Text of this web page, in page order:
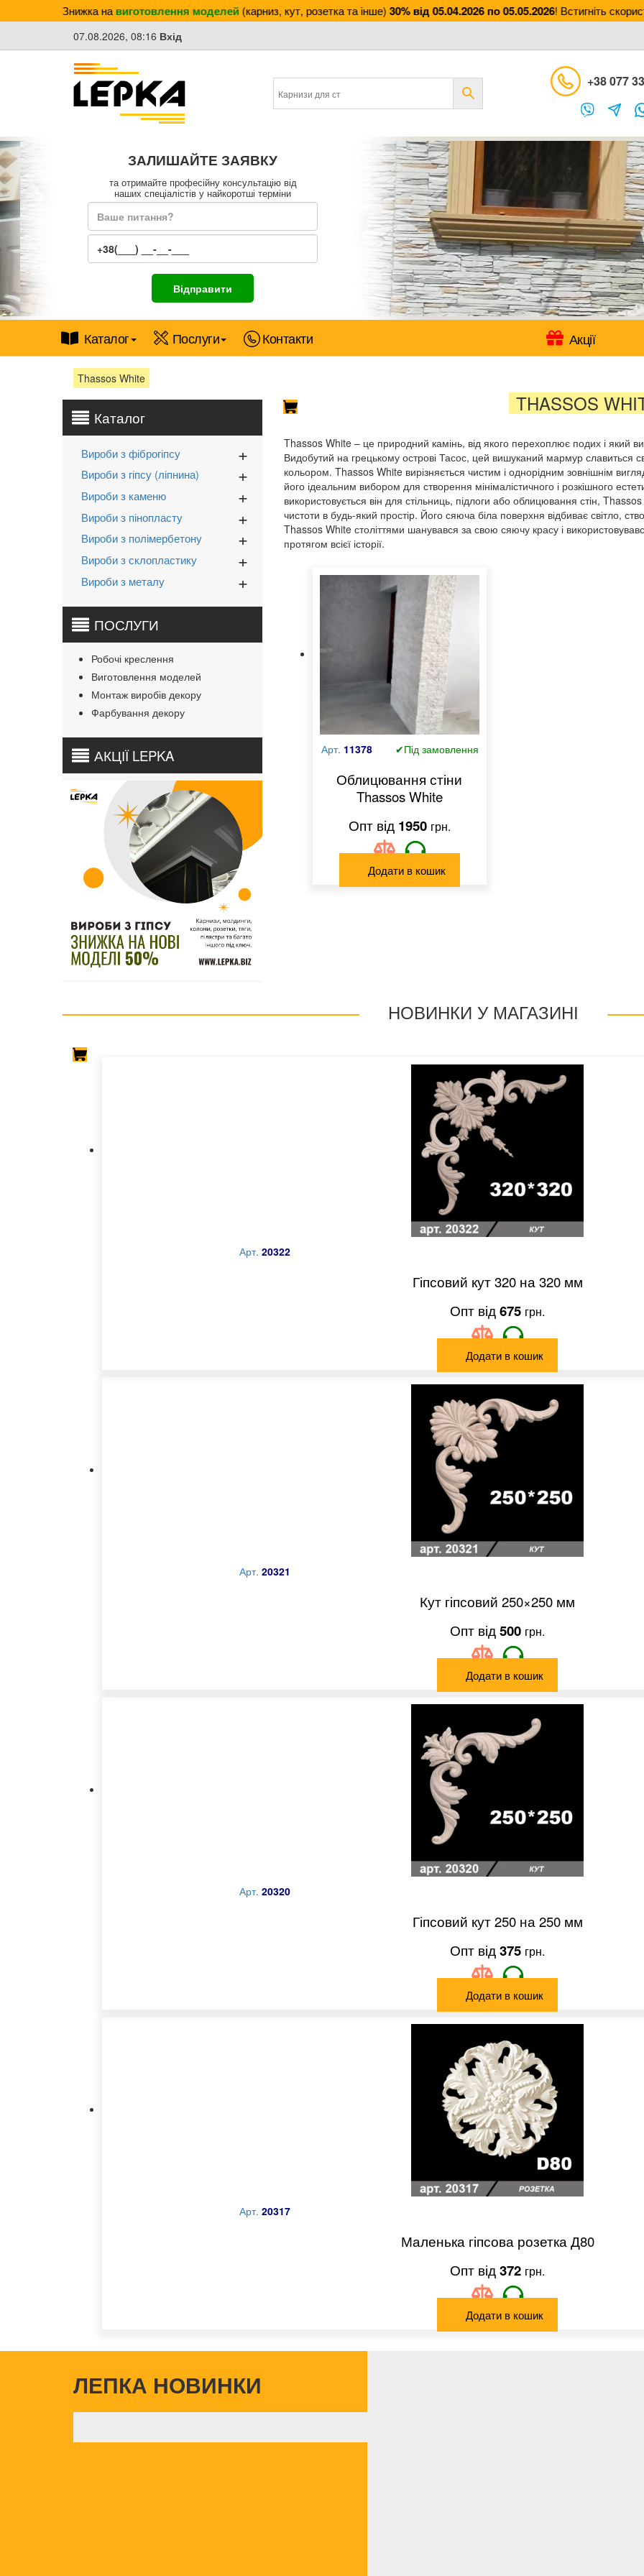
Знижка навиготовлення моделей(карниз, кут, розетка та інше)30% від 05.04.2026 по 05.05.2026! Встигніть
07.08.2026, 08:16 Вхід
+38 077
ЗАЛИШАЙТЕ ЗАЯВКУ
та отримайте професійну консультацію від
наших спеціалістів у найкоротші терміни
Каталог Послуги Контакти Акції
Thassos White
THASSOS
Thassos White – це природний камінь, від якого перехоплює подих і який
Видобутий на грецькому острові Тасос, цей вишуканий мармур славиться
кольором. Thassos White вирізняється чистим і однорідним зовнішнім
його ідеальним вибором для створення мінімалістичного і розкішного
використовується він для стільниць, підлоги або облицювання стін,
чистоти в будь-який простір. Його сяюча біла поверхня відбиває світло,
Thassos White століттями шанувався за свою сяючу красу і
протягом всієї історії.
Арт. 11378 ✔Під замовлення
Облицювання стіни
Thassos White
1950 грн.
Додати в кошик
Каталог
Вироби з фіброгіпсу
Вироби з гіпсу (ліпнина)
Вироби з каменю
Вироби з пінопласту
Вироби з полімербетону
Вироби з склопластику
Вироби з металу
ПОСЛУГИ
Робочі креслення
Виготовлення моделей
Монтаж виробів декору
Фарбування декору
АКЦІЇ LEPKA
НОВИНКИ У МАГАЗИНІ
Арт. 20322
Гіпсовий кут 320 на 320 мм
675 грн.
Додати в кошик
Арт. 20321
Кут гіпсовий 250×250 мм
500 грн.
Додати в кошик
Арт. 20320
Гіпсовий кут 250 на 250 мм
375 грн.
Додати в кошик
Арт. 20317
Маленька гіпсова розетка Д80
372 грн.
Додати в кошик
ЛЕПКА НОВИНКИ